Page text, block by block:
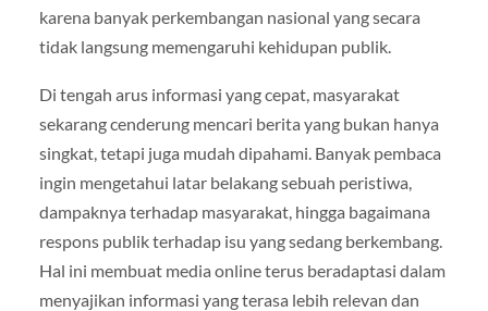
karena banyak perkembangan nasional yang secara
tidak langsung memengaruhi kehidupan publik.
Di tengah arus informasi yang cepat, masyarakat
sekarang cenderung mencari berita yang bukan hanya
singkat, tetapi juga mudah dipahami. Banyak pembaca
ingin mengetahui latar belakang sebuah peristiwa,
dampaknya terhadap masyarakat, hingga bagaimana
respons publik terhadap isu yang sedang berkembang.
Hal ini membuat media online terus beradaptasi dalam
menyajikan informasi yang terasa lebih relevan dan